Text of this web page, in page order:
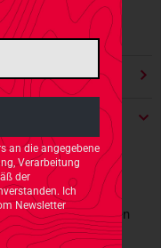
an die angegebene
Verarbeitung
der
Ich
Newsletter
Sternen
RICHTLINIEN
Köhler wird nach den